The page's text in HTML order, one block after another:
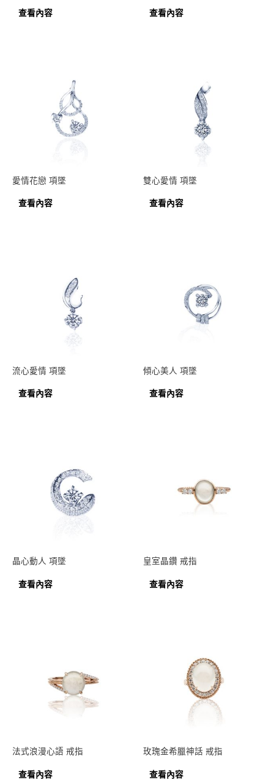
查看內容 查看內容
愛情花戀 項墜
查看內容
雙心愛情 項墜
查看內容
流心愛情 項墜
查看內容
傾心美人 項墜
查看內容
晶心動人 項墜
查看內容
皇室晶鑽 戒指
查看內容
法式浪漫心語 戒指
查看內容
玫瑰金希臘神話 戒指
查看內容